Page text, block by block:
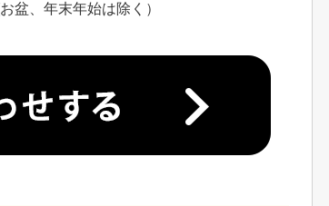
盆、年末年始は除く）